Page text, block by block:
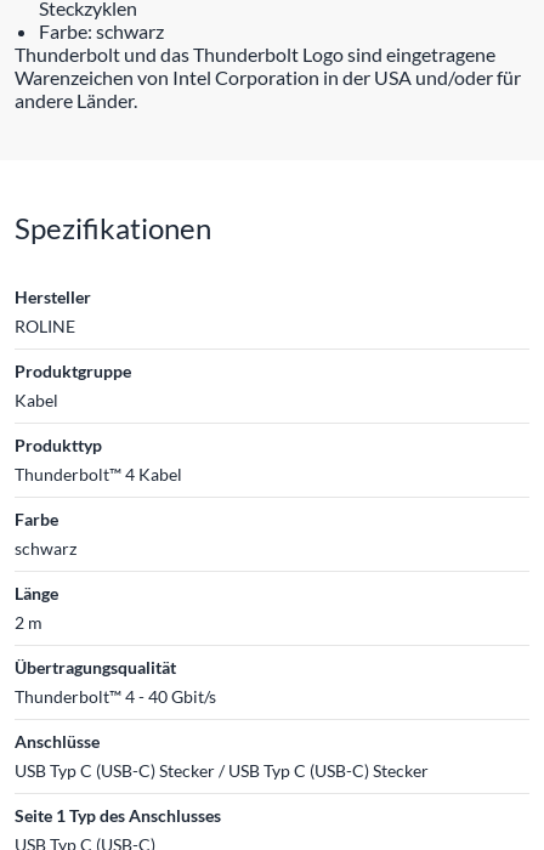
Steckzyklen
Farbe: schwarz
Thunderbolt und das Thunderbolt Logo sind eingetragene
Warenzeichen von Intel Corporation in der USA und/oder für
andere Länder.
Spezifikationen
Hersteller
ROLINE
Produktgruppe
Kabel
Produkttyp
Thunderbolt™ 4 Kabel
Farbe
schwarz
Länge
2 m
Übertragungsqualität
Thunderbolt™ 4 - 40 Gbit/s
Anschlüsse
USB Typ C (USB-C) Stecker / USB Typ C (USB-C) Stecker
Seite 1 Typ des Anschlusses
USB Typ C (USB-C)